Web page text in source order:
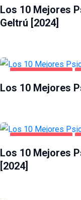
Los 10 Mejores
Geltrú [2024]
SALUD Y BELLEZA
Los 10 Mejores
SALUD Y BELLEZA
Los 10 Mejores
[2024]